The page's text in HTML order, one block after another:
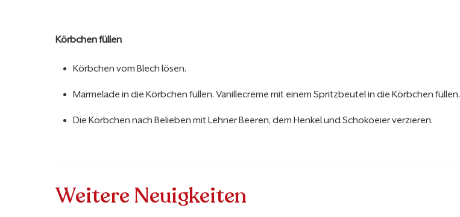
Körbchen füllen
Körbchen vom Blech lösen.
Marmelade in die Körbchen füllen. Vanillecreme mit einem Spritzbeutel in die Körbchen füllen.
Die Körbchen nach Belieben mit Lehner Beeren, dem Henkel und Schokoeier verzieren.
Weitere Neuigkeiten